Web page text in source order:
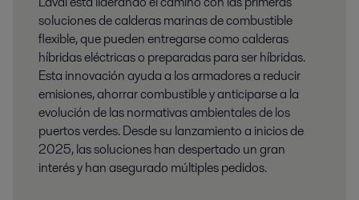
soluciones de calderas marinas de combustible
flexible, que pueden entregarse como calderas
híbridas eléctricas o preparadas para ser híbridas.
Esta innovación ayuda a los armadores a reducir
emisiones, ahorrar combustible y anticiparse a la
evolución de las normativas ambientales de los
puertos verdes. Desde su lanzamiento a inicios de
2025, las soluciones han despertado un gran
interés y han asegurado múltiples pedidos.